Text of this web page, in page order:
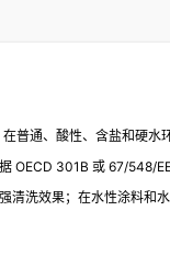
通、酸性、含盐和硬水
301B 或 67/548/
洗效果；在水性涂料和